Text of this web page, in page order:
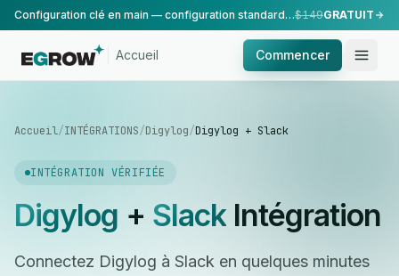
Configuration clé en main — configuration standard, réalisée par notre équipe.$149GRATUIT
Accueil Commencer
Accueil/INTÉGRATIONS/Digylog/Digylog + Slack
INTÉGRATION VÉRIFIÉE
Digylog + SlackIntégration
Connectez Digylog à Slack en quelques minutes